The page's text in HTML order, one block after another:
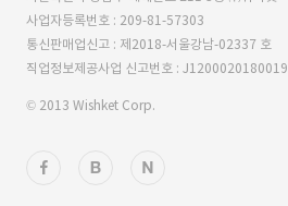
사업자등록번호 : 209-81-57303
통신판매업신고 : 제2018-서울강남-02337 호
직업정보제공사업 신고번호 : J1200020180019
© 2013 Wishket Corp.